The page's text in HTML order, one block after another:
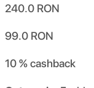
240.0 RON
99.0 RON
10 %cashback